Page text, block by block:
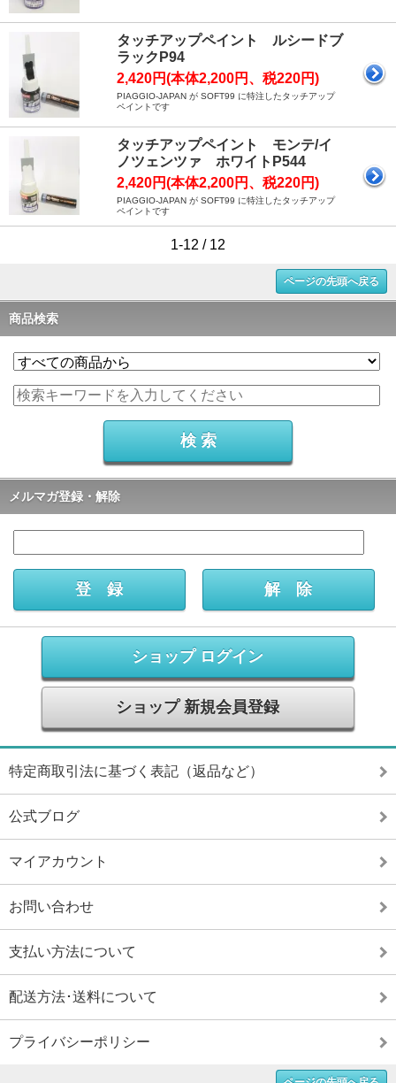
タッチアップペイント ルシードブ
ラックP94
2,420円(本体2,200円、税220円)
PIAGGIO-JAPAN が SOFT99 に特注したタッチアップ
ペイントです
タッチアップペイント モンテ/イ
ノツェンツァ ホワイトP544
2,420円(本体2,200円、税220円)
PIAGGIO-JAPAN が SOFT99 に特注したタッチアップ
ペイントです
1-12 / 12
ページの先頭へ戻る
商品検索
メルマガ登録・解除
ショップ ログイン
ショップ 新規会員登録
特定商取引法に基づく表記（返品など）
公式ブログ
マイアカウント
お問い合わせ
支払い方法について
配送方法･送料について
プライバシーポリシー